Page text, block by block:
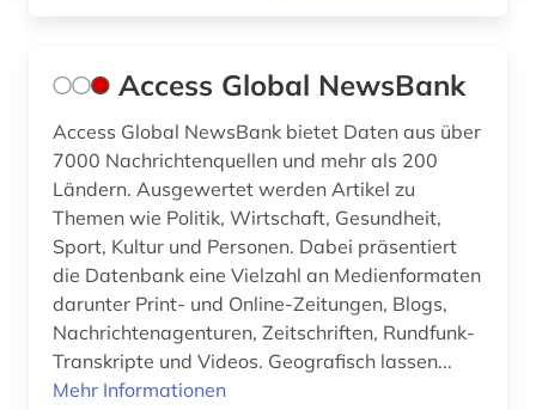
Access Global NewsBank
Access Global NewsBank bietet Daten aus über
7000 Nachrichtenquellen und mehr als 200
Ländern. Ausgewertet werden Artikel zu
Themen wie Politik, Wirtschaft, Gesundheit,
Sport, Kultur und Personen. Dabei präsentiert
die Datenbank eine Vielzahl an Medienformaten
darunter Print- und Online-Zeitungen, Blogs,
Nachrichtenagenturen, Zeitschriften, Rundfunk-
Transkripte und Videos. Geografisch lassen...
Mehr Informationen